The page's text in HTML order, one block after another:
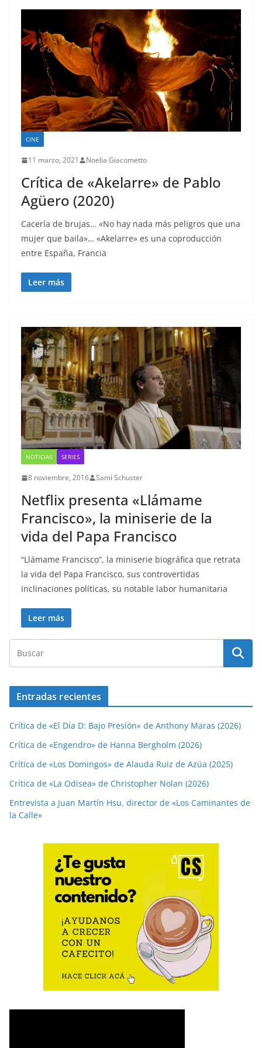
CINE
11 marzo, 2021 Noelia Giacometto
Crítica de «Akelarre» de Pablo
Agüero (2020)
Cacería de brujas… «No hay nada más peligros que una
mujer que baila»… «Akelarre» es una coproducción
entre España, Francia
Leer más
NOTICIAS SERIES
8 noviembre, 2016 Sami Schuster
Netflix presenta «Llámame
Francisco», la miniserie de la
vida del Papa Francisco
“Llámame Francisco”, la miniserie biográfica que retrata
la vida del Papa Francisco, sus controvertidas
inclinaciones políticas, su notable labor humanitaria
Leer más
Entradas recientes
Crítica de «El Día D: Bajo Presión» de Anthony Maras (2026)
Crítica de «Engendro» de Hanna Bergholm (2026)
Crítica de «Los Domingos» de Alauda Ruiz de Azúa (2025)
Crítica de «La Odisea» de Christopher Nolan (2026)
Entrevista a Juan Martín Hsu, director de «Los Caminantes de
la Calle»